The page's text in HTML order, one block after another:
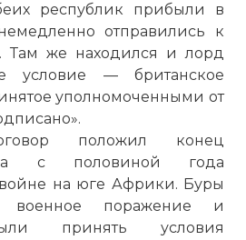
республик прибыли в
отправились к
Там же находился и лорд
условие — британское
уполномоченными от
положил конец
с половиной года
на юге Африки. Буры
военное поражение и
принять условия